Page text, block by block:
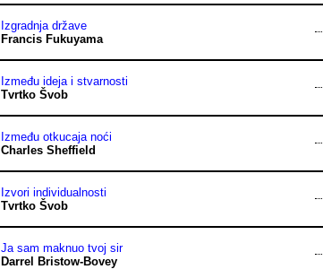
Izgradnja države
Francis Fukuyama
Između ideja i stvarnosti
Tvrtko Švob
Između otkucaja noći
Charles Sheffield
Izvori individualnosti
Tvrtko Švob
Ja sam maknuo tvoj sir
Darrel Bristow-Bovey